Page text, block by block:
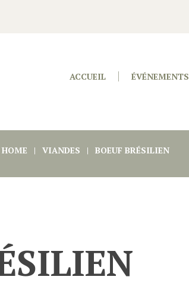
ACCUEIL ÉVÉNEMENTS
HOME VIANDES BOEUF BRÉSILIEN